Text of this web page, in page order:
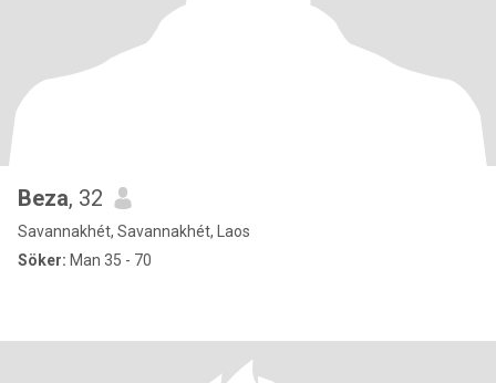
Beza, 32
Savannakhét, Savannakhét, Laos
Söker: Man 35 - 70